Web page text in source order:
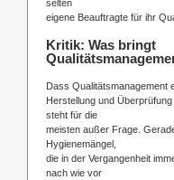
selten
eigene Beauftragte für ihr
Kritik: Was bringt
Dass Qualitätsmanagement
Herstellung und
steht für die
meisten außer Frage.
Hygienemängel,
die in der Vergangenheit
nach wie vor